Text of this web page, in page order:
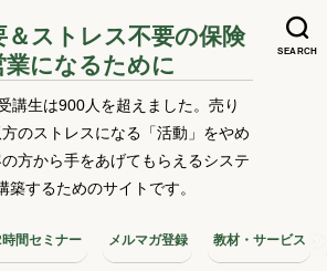
SEARCH
＆ストレス不要の保険
業になるために
講生は900人を超えました。売り
のストレスになる「活動」をやめ
方から手をあげてもらえるシステ
築するためのサイトです。
時間セミナー メルマガ登録 教材・サービス